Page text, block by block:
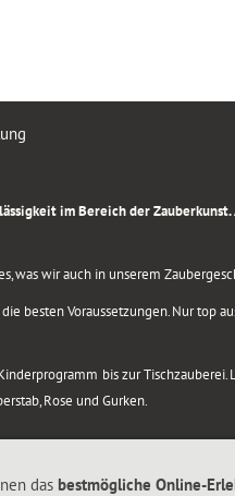
im Bereich der
was wir auch in unserem
besten Voraussetzungen. Nur top
bis zur
Rose und Gurken.
das bestmögliche Online-